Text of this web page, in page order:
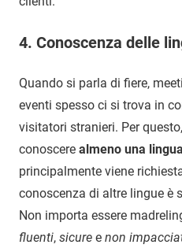
4. Conoscenza delle
Quando si parla di fiere,
eventi spesso ci si trova in
visitatori stranieri. Per
conoscere almeno una
principalmente viene
conoscenza di altre lingue è
Non importa essere
fluenti, sicure e non